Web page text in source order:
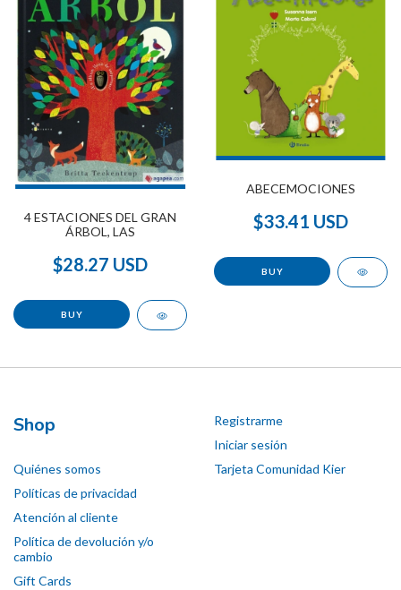
4 ESTACIONES DEL GRAN
ÁRBOL, LAS
$28.27 USD
ABECEMOCIONES
$33.41 USD
Shop
Quiénes somos
Políticas de privacidad
Atención al cliente
Política de devolución y/o
cambio
Gift Cards
Registrarme
Iniciar sesión
Tarjeta Comunidad Kier